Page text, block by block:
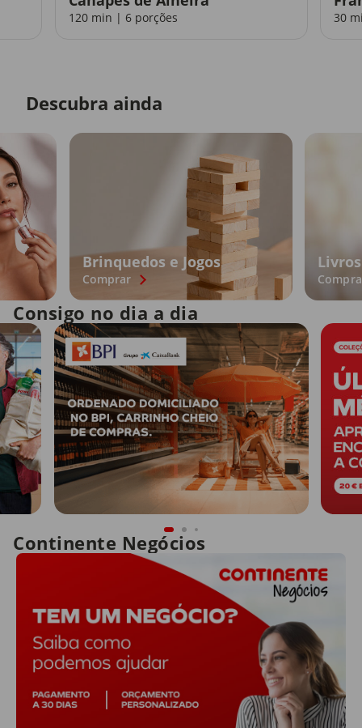
120 min | 6 porções 30
Descubra ainda
Brinquedos e Jogos
Comprar
Livros
Consigo no dia a dia
Continente Negócios